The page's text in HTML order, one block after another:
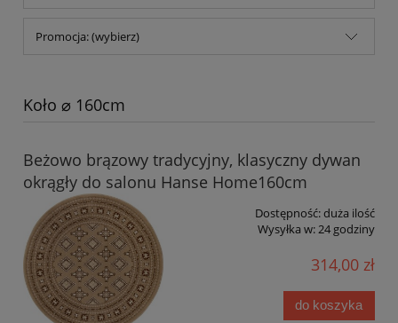
Promocja: (wybierz)
Koło ⌀ 160cm
Beżowo brązowy tradycyjny, klasyczny dywan
okrągły do salonu Hanse Home160cm
Dostępność:duża ilość
Wysyłka w:24 godziny
314,00 zł
do koszyka